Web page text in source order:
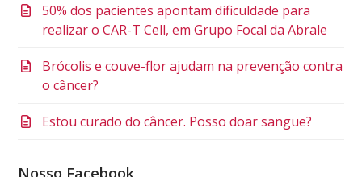
50% dos pacientes apontam dificuldade para
realizar o CAR-T Cell, em Grupo Focal da Abrale
Brócolis e couve-flor ajudam na prevenção contra
o câncer?
Estou curado do câncer. Posso doar sangue?
Nosso Facebook